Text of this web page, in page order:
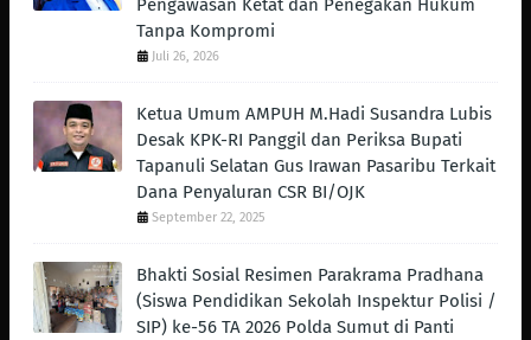
Pengawasan Ketat dan Penegakan Hukum
Tanpa Kompromi
Juli 26, 2026
Ketua Umum AMPUH M.Hadi Susandra Lubis
Desak KPK-RI Panggil dan Periksa Bupati
Tapanuli Selatan Gus Irawan Pasaribu Terkait
Dana Penyaluran CSR BI/OJK
September 22, 2025
Bhakti Sosial Resimen Parakrama Pradhana
(Siswa Pendidikan Sekolah Inspektur Polisi /
SIP) ke-56 TA 2026 Polda Sumut di Panti